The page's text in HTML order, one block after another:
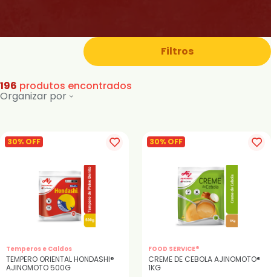
Filtros
196 produtos encontrados
Organizar por
30% OFF
Temperos e Caldos
TEMPERO ORIENTAL HONDASHI®
AJINOMOTO 500G
30% OFF
FOOD SERVICE®
CREME DE CEBOLA AJINOMOTO®
1KG